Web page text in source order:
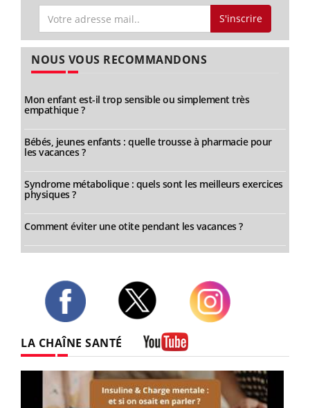
S'inscrire
NOUS VOUS RECOMMANDONS
Mon enfant est-il trop sensible ou simplement très
empathique ?
Bébés, jeunes enfants : quelle trousse à pharmacie pour
les vacances ?
Syndrome métabolique : quels sont les meilleurs exercices
physiques ?
Comment éviter une otite pendant les vacances ?
LA CHAÎNE SANTÉ